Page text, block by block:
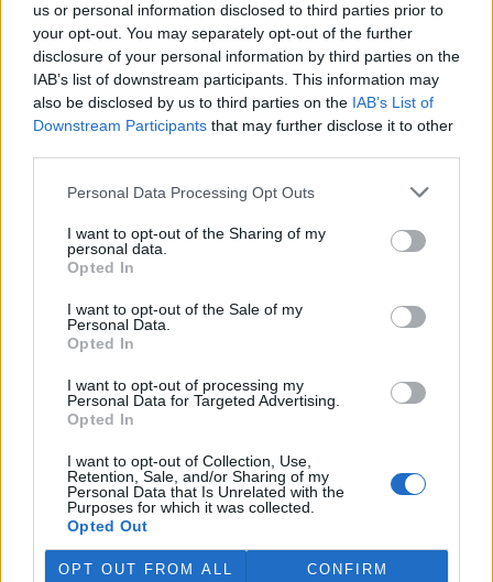
us or personal information disclosed to third parties prior to
your opt-out. You may separately opt-out of the further
disclosure of your personal information by third parties on the
IAB’s list of downstream participants. This information may
also be disclosed by us to third parties on the IAB’s List of
Downstream Participants that may further disclose it to other
Personal Data Processing Opt Outs
I want to opt-out of the Sharing of my
personal data.
Opted In
I want to opt-out of the Sale of my
Personal Data.
Opted In
I want to opt-out of processing my
Personal Data for Targeted Advertising.
Opted In
I want to opt-out of Collection, Use,
Retention, Sale, and/or Sharing of my
Personal Data that Is Unrelated with the
Purposes for which it was collected.
Opted Out
OPT OUT FROM ALL CONFIRM
Ředitel odboru vnitřních
služeb Matěj Mrlina, vedoucí
služebního úřadu Oldřich
Jarolím a tisková mluvčí Miriam
Loužecká končí na České
inspekci životního prostředí (ČIŽP) z vlastní iniciativy. Na dotaz ČTK
to napsal nový ředitel inspekce Pavel Straka (za Motoristy). O jejich
plánovaných odchodechinformovalyv pondělí Seznam Zprávy.
Veterináři v horku ošetřují více zvířat, ohrožení jsou psi
se zploštělým čumákem
Veterináři v současných
vedrech ošetřují více zvířat.
krátkou lebkou a zploštělým
čumákem, jako jsou například mopsi nebo buldočci, starší jedinci a
zvířata se srdečním onemocněním. Jejich majitelé pro ně
dehydrataci nebo kolapsu. ČTK to sdělila viceprezidentka Komory
veterinárních lékařů ČR Kateřina Valdhans.
Do Prahy dorazili jezdci cyklistické štafety, míří na
konferenci o klimatu